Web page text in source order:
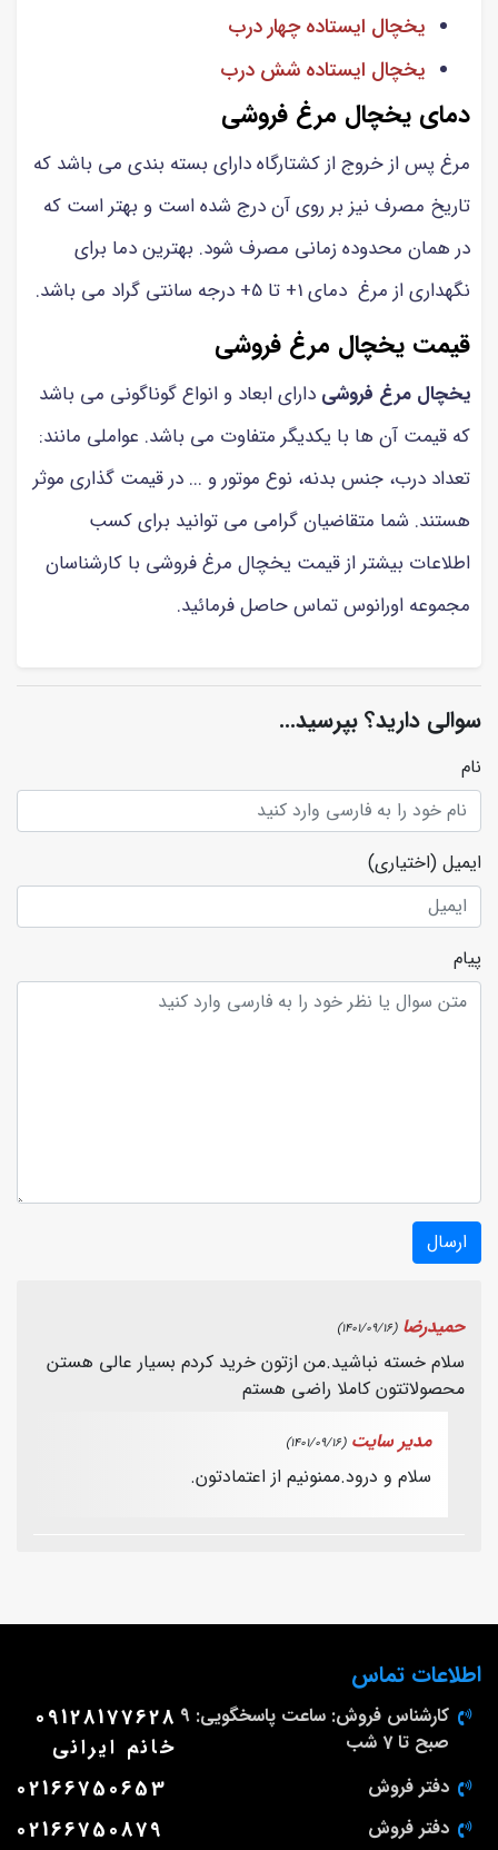
یخچال ایستاده چهار درب
یخچال ایستاده شش درب
دمای یخچال مرغ فروشی
مرغ پس از خروج از کشتارگاه دارای بسته بندی می باشد که
تاریخ مصرف نیز بر روی آن درج شده است و بهتر است که
در همان محدوده زمانی مصرف شود. بهترین دما برای
نگهداری از مرغ دمای 1+ تا 5+ درجه سانتی‌ گراد می باشد.
قیمت یخچال مرغ فروشی
یخچال مرغ فروشی دارای ابعاد و انواع گوناگونی می باشد
که قیمت آن ها با یکدیگر متفاوت می باشد. عواملی مانند:
تعداد درب، جنس بدنه، نوع موتور و ... در قیمت گذاری موثر
هستند. شما متقاضیان گرامی می توانید برای کسب
اطلاعات بیشتر از قیمت یخچال مرغ فروشی با کارشناسان
مجموعه اورانوس تماس حاصل فرمائید.
سوالی دارید؟ بپرسید...
نام
ایمیل (اختیاری)
پیام
ارسال
حمیدرضا (1401/09/16)
سلام خسته نباشید‌.من ازتون خرید کردم بسیار عالی هستن
محصولاتتون کاملا راضی هستم
مدیر سایت (1401/09/16)
سلام و درود.ممنونیم از اعتمادتون.
اطلاعات تماس
کارشناس فروش: ساعت پاسخگویی: 9
صبح تا 7 شب
09128177628
خانم ایرانی
دفتر فروش 02166750653
دفتر فروش 02166750879